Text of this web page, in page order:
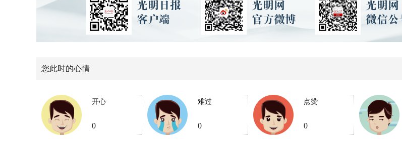
您此时的心情
开心
0
难过
0
点赞
0